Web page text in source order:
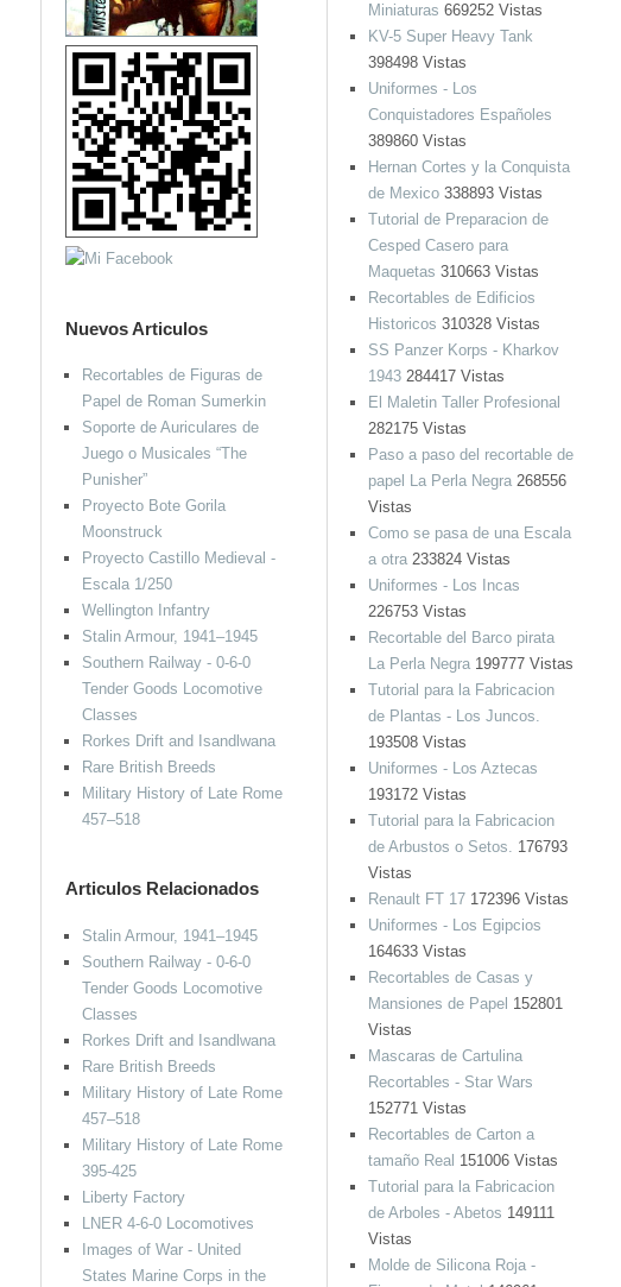
Miniaturas 669252 Vistas
KV-5 Super Heavy Tank
398498 Vistas
Uniformes - Los
Conquistadores Españoles
389860 Vistas
Hernan Cortes y la Conquista
de Mexico338893 Vistas
Tutorial de Preparacion de
Cesped Casero para
Maquetas 310663 Vistas
Recortables de Edificios
Historicos 310328 Vistas
SS Panzer Korps - Kharkov
1943284417 Vistas
El Maletin Taller Profesional
282175 Vistas
Paso a paso del recortable de
papel La Perla Negra268556
Vistas
Como se pasa de una Escala
a otra233824 Vistas
Uniformes - Los Incas
226753 Vistas
Recortable del Barco pirata
La Perla Negra199777 Vistas
Tutorial para la Fabricacion
de Plantas - Los Juncos.
193508 Vistas
Uniformes - Los Aztecas
193172 Vistas
Tutorial para la Fabricacion
de Arbustos o Setos. 176793
Vistas
Renault FT 17172396 Vistas
Uniformes - Los Egipcios
164633 Vistas
Recortables de Casas y
Mansiones de Papel 152801
Vistas
Mascaras de Cartulina
Recortables - Star Wars
152771 Vistas
Recortables de Carton a
tamaño Real 151006 Vistas
Tutorial para la Fabricacion
de Arboles - Abetos 149111
Vistas
Molde de Silicona Roja -
Nuevos Articulos
Recortables de Figuras de
Papel de Roman Sumerkin
Soporte de Auriculares de
Juego o Musicales “The
Punisher”
Proyecto Bote Gorila
Moonstruck
Proyecto Castillo Medieval -
Escala 1/250
Wellington Infantry
Stalin Armour, 1941–1945
Southern Railway - 0-6-0
Tender Goods Locomotive
Classes
Rorkes Drift and Isandlwana
Rare British Breeds
Military History of Late Rome
457–518
Articulos Relacionados
Stalin Armour, 1941–1945
Southern Railway - 0-6-0
Tender Goods Locomotive
Classes
Rorkes Drift and Isandlwana
Rare British Breeds
Military History of Late Rome
457–518
Military History of Late Rome
395-425
Liberty Factory
LNER 4-6-0 Locomotives
Images of War - United
States Marine Corps in the